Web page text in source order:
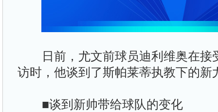
日前，尤文前球员迪利维奥在接
访时，他谈到了斯帕莱蒂执教下的新
■谈到新帅带给球队的变化